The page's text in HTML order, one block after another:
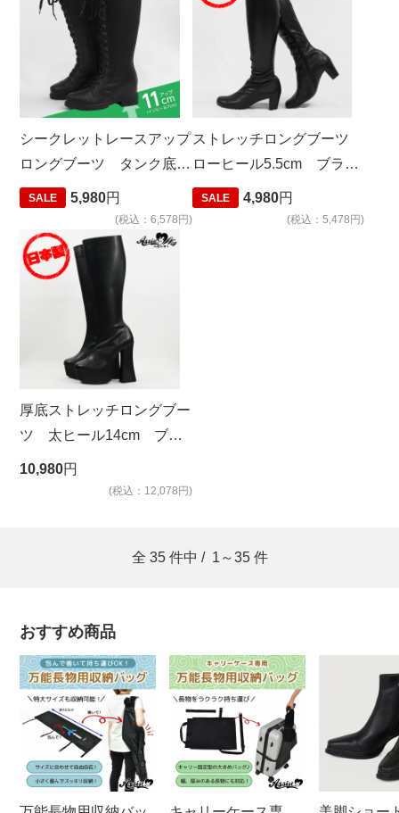
シークレットレースアップ
ロングブーツ タンク底
ver. ブラック
SALE 5,980円
(税込：6,578円)
ストレッチロングブーツ
ローヒール5.5cm ブラッ
ク
SALE 4,980円
(税込：5,478円)
厚底ストレッチロングブー
ツ 太ヒール14cm ブラ
ック
10,980円
(税込：12,078円)
全 35 件中 / 1～35 件
おすすめ商品